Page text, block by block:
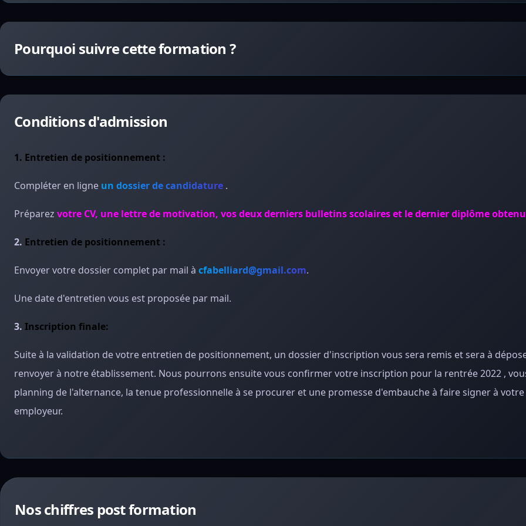
Pourquoi suivre cette formation ?
Conditions d'admission
1. Entretien de positionnement :
Compléter en ligne un dossier de candidature .
Préparez votre CV, une lettre de motivation, vos deux derniers bulletins scolaires et le dernier diplôme
2. Entretien de positionnement :
Envoyer votre dossier complet par mail à cfabelliard@gmail.com.
Une date d'entretien vous est proposée par mail.
3. Inscription finale:
Suite à la validation de votre entretien de positionnement, un dossier d'inscription vous sera remis et sera à
renvoyer à notre établissement. Nous pourrons ensuite vous confirmer votre inscription pour la rentrée 2022 ,
planning de l'alternance, la tenue professionnelle à se procurer et une promesse d'embauche à faire signer à
employeur.
Nos chiffres post formation